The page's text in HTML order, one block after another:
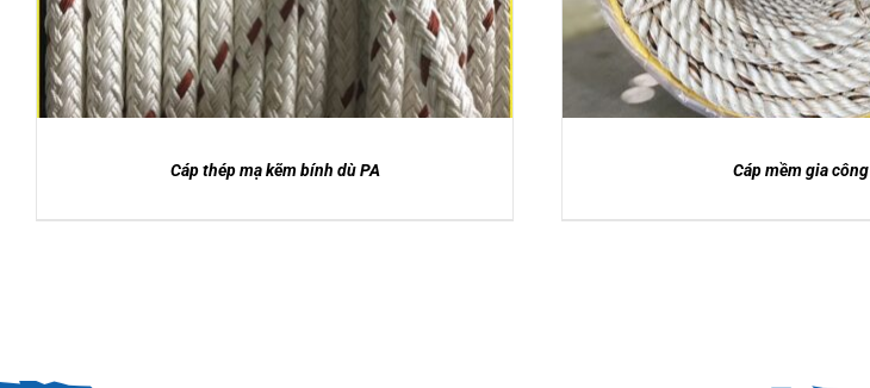
Cáp thép mạ kẽm bính dù PA Cáp mềm gia công